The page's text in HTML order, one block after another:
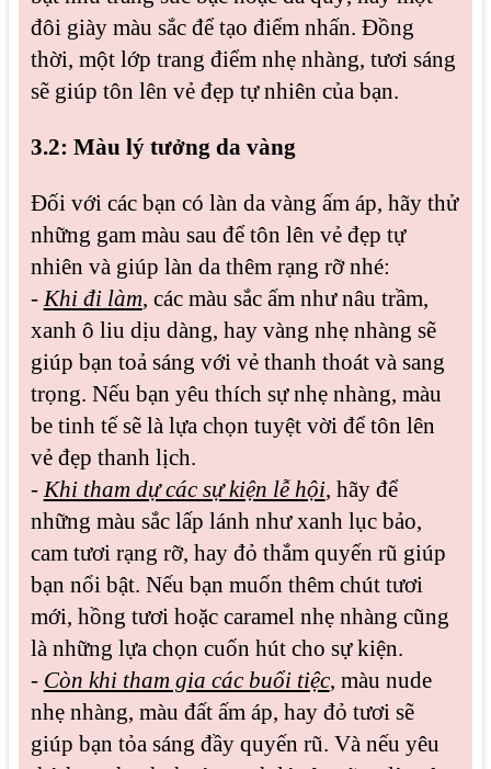
đôi giày màu sắc để tạo điểm nhấn. Đồng
thời, một lớp trang điểm nhẹ nhàng, tươi sáng
sẽ giúp tôn lên vẻ đẹp tự nhiên của bạn.
3.2: Màu lý tưởng da vàng
Đối với các bạn có làn da vàng ấm áp, hãy thử
những gam màu sau để tôn lên vẻ đẹp tự
nhiên và giúp làn da thêm rạng rỡ nhé:
-Khi đi làm, các màu sắc ấm như nâu trầm,
xanh ô liu dịu dàng, hay vàng nhẹ nhàng sẽ
giúp bạn toả sáng với vẻ thanh thoát và sang
trọng. Nếu bạn yêu thích sự nhẹ nhàng, màu
be tinh tế sẽ là lựa chọn tuyệt vời để tôn lên
vẻ đẹp thanh lịch.
-Khi tham dự các sự kiện lễ hội, hãy để
những màu sắc lấp lánh như xanh lục bảo,
cam tươi rạng rỡ, hay đỏ thắm quyến rũ giúp
bạn nổi bật. Nếu bạn muốn thêm chút tươi
mới, hồng tươi hoặc caramel nhẹ nhàng cũng
là những lựa chọn cuốn hút cho sự kiện.
- Còn khi tham gia các buổi tiệc, màu nude
nhẹ nhàng, màu đất ấm áp, hay đỏ tươi sẽ
giúp bạn tỏa sáng đầy quyến rũ. Và nếu yêu